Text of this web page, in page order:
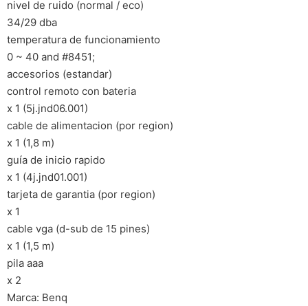
nivel de ruido (normal / eco)
34/29 dba
temperatura de funcionamiento
0 ~ 40 and #8451;
accesorios (estandar)
control remoto con bateria
x 1 (5j.jnd06.001)
cable de alimentacion (por region)
x 1 (1,8 m)
guía de inicio rapido
x 1 (4j.jnd01.001)
tarjeta de garantia (por region)
x 1
cable vga (d-sub de 15 pines)
x 1 (1,5 m)
pila aaa
x 2
Marca: Benq